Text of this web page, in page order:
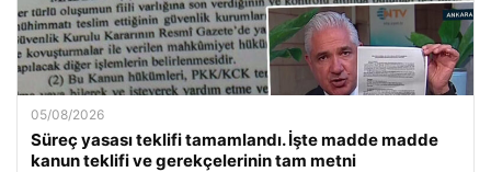
05/08/2026
Süreç yasası teklifi tamamlandı. İşte madde madde
kanun teklifi ve gerekçelerinin tam metni